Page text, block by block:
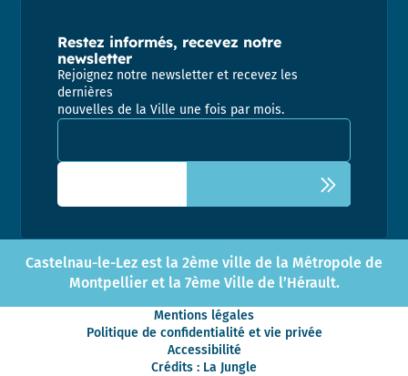
Restez informés, recevez notre
newsletter
Rejoignez notre newsletter et recevez les
dernières
nouvelles de la Ville une fois par mois.
Adresse email pour la newsletter
Castelnau-le-Lez est la 2ème ville de la Métropole de
Montpellier et la 7ème Ville de l’Hérault.
Mentions légales
Politique de confidentialité et vie privée
Accessibilité
Crédits : La Jungle